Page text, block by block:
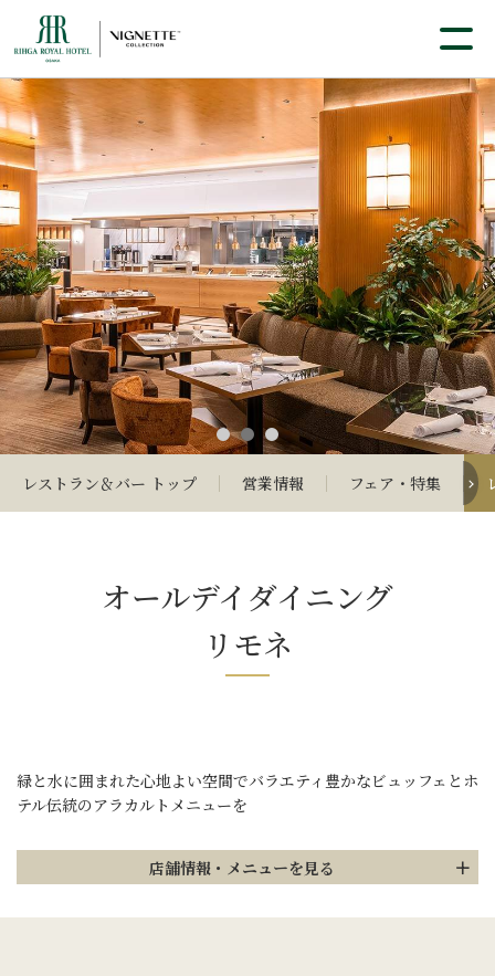
レストラン＆バー トップ 営業情報 フェア・特集
オールデイダイニング
リモネ
緑と水に囲まれた心地よい空間でバラエティ豊かなビュッフェとホ
テル伝統のアラカルトメニューを
店舗情報 ・メニューを見る